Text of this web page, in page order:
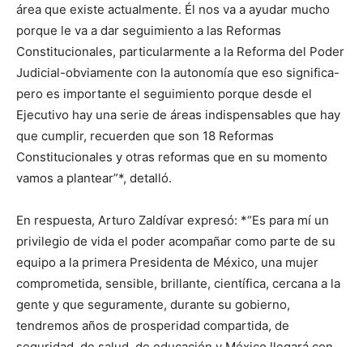
área que existe actualmente. Él nos va a ayudar mucho
porque le va a dar seguimiento a las Reformas
Constitucionales, particularmente a la Reforma del Poder
Judicial-obviamente con la autonomía que eso significa-
pero es importante el seguimiento porque desde el
Ejecutivo hay una serie de áreas indispensables que hay
que cumplir, recuerden que son 18 Reformas
Constitucionales y otras reformas que en su momento
vamos a plantear”*, detalló.
En respuesta, Arturo Zaldívar expresó: *“Es para mí un
privilegio de vida el poder acompañar como parte de su
equipo a la primera Presidenta de México, una mujer
comprometida, sensible, brillante, científica, cercana a la
gente y que seguramente, durante su gobierno,
tendremos años de prosperidad compartida, de